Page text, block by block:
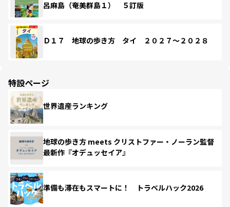
呂麻島（奄美群島１） ５訂版
Ｄ１７ 地球の歩き方 タイ ２０２７～２０２８
特設ページ
世界遺産ランキング
地球の歩き方 meets クリストファー・ノーラン監督
最新作『オデュッセイア』
準備も滞在もスマートに！ トラベルハック2026